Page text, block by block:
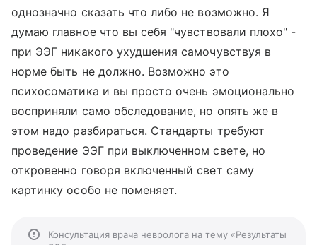
однозначно сказать что либо не возможно. Я
думаю главное что вы себя "чувствовали плохо" -
при ЭЭГ никакого ухудшения самочувствуя в
норме быть не должно. Возможно это
психосоматика и вы просто очень эмоционально
восприняли само обследование, но опять же в
этом надо разбираться. Стандарты требуют
проведение ЭЭГ при выключенном свете, но
откровенно говоря включенный свет саму
картинку особо не поменяет.
Консультация врача невролога на тему «Результаты